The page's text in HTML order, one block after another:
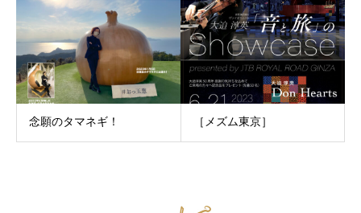
念願のタマネギ！ ［メズム東京］